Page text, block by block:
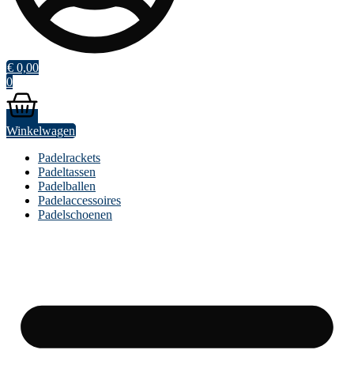
€ 0,00
0
Winkelwagen
Padelrackets
Padeltassen
Padelballen
Padelaccessoires
Padelschoenen